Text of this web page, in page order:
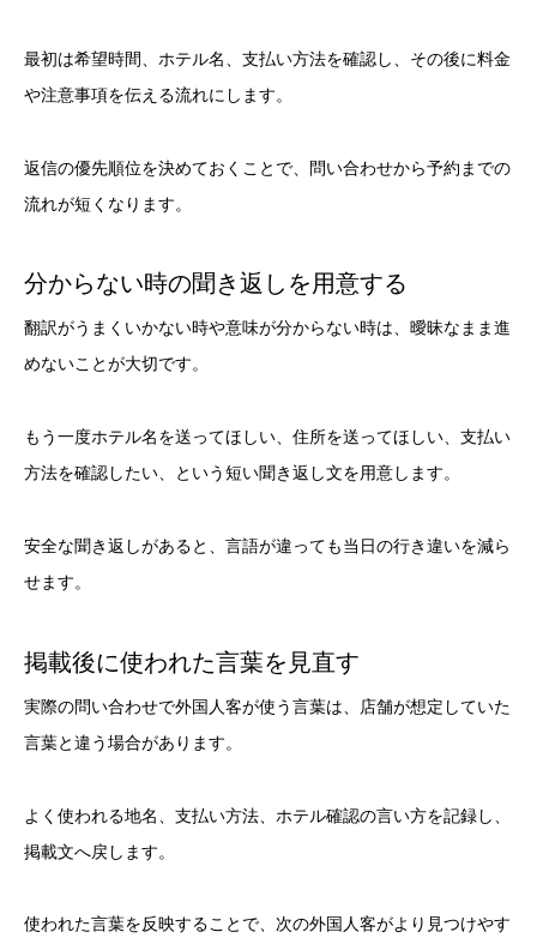
最初は希望時間、ホテル名、支払い方法を確認し、その後に料金
や注意事項を伝える流れにします。
返信の優先順位を決めておくことで、問い合わせから予約までの
流れが短くなります。
分からない時の聞き返しを用意する
翻訳がうまくいかない時や意味が分からない時は、曖昧なまま進
めないことが大切です。
もう一度ホテル名を送ってほしい、住所を送ってほしい、支払い
方法を確認したい、という短い聞き返し文を用意します。
安全な聞き返しがあると、言語が違っても当日の行き違いを減ら
せます。
掲載後に使われた言葉を見直す
実際の問い合わせで外国人客が使う言葉は、店舗が想定していた
言葉と違う場合があります。
よく使われる地名、支払い方法、ホテル確認の言い方を記録し、
掲載文へ戻します。
使われた言葉を反映することで、次の外国人客がより見つけやす